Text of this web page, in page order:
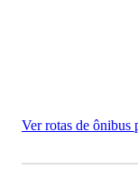
Ver rotas de